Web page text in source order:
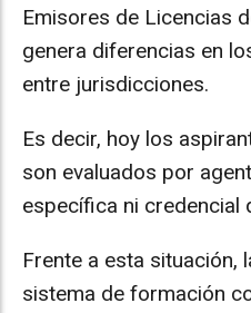
Emisores de Licencias
genera diferencias en
entre jurisdicciones.
Es decir, hoy los
son evaluados por
específica ni credencial
Frente a esta situación,
sistema de formación